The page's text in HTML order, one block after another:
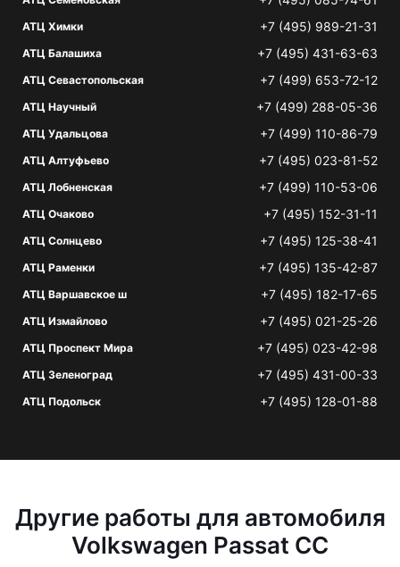
АТЦ Химки +7 (495) 989-21-31
АТЦ Балашиха +7 (495) 431-63-63
АТЦ Севастопольская +7 (499) 653-72-12
АТЦ Научный +7 (499) 288-05-36
АТЦ Удальцова +7 (499) 110-86-79
АТЦ Алтуфьево +7 (495) 023-81-52
АТЦ Лобненская +7 (499) 110-53-06
АТЦ Очаково +7 (495) 152-31-11
АТЦ Солнцево +7 (495) 125-38-41
АТЦ Раменки +7 (495) 135-42-87
АТЦ Варшавское ш +7 (495) 182-17-65
АТЦ Измайлово +7 (495) 021-25-26
АТЦ Проспект Мира +7 (495) 023-42-98
АТЦ Зеленоград +7 (495) 431-00-33
АТЦ Подольск +7 (495) 128-01-88
Другие работы для автомобиля
Volkswagen Passat CC